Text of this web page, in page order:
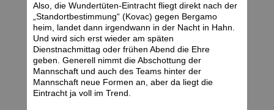
Also, die Wundertüten-Eintracht fliegt direkt nach der
„Standortbestimmung“ (Kovac) gegen Bergamo
heim, landet dann irgendwann in der Nacht in Hahn.
Und wird sich erst wieder am späten
Dienstnachmittag oder frühen Abend die Ehre
geben. Generell nimmt die Abschottung der
Mannschaft und auch des Teams hinter der
Mannschaft neue Formen an, aber da liegt die
Eintracht ja voll im Trend.